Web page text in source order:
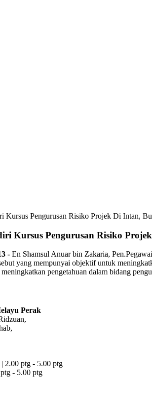
Kursus Pengurusan Risiko Projek Di Intan,
Kursus Pengurusan Risiko
- En Shamsul Anuar bin Zakaria,
yang mempunyai objektif untuk
pengetahuan dalam bidang
Perak
2.00 ptg - 5.00 ptg
- 5.00 ptg